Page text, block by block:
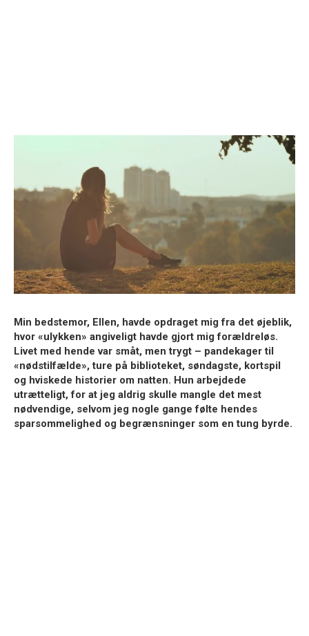
Min bedstemor, Ellen, havde opdraget mig fra det øjeblik,
hvor «ulykken» angiveligt havde gjort mig forældreløs.
Livet med hende var småt, men trygt – pandekager til
«nødstilfælde», ture på biblioteket, søndagste, kortspil
og hviskede historier om natten. Hun arbejdede
utrætteligt, for at jeg aldrig skulle mangle det mest
nødvendige, selvom jeg nogle gange følte hendes
sparsommelighed og begrænsninger som en tung byrde.